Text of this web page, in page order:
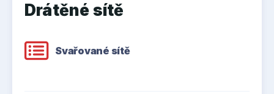
Drátěné sítě
Svařované sítě